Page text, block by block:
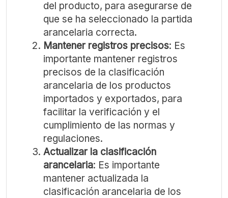
del producto, para asegurarse de
que se ha seleccionado la partida
arancelaria correcta.
Mantener registros precisos: Es
importante mantener registros
precisos de la clasificación
arancelaria de los productos
importados y exportados, para
facilitar la verificación y el
cumplimiento de las normas y
regulaciones.
Actualizar la clasificación
arancelaria: Es importante
mantener actualizada la
clasificación arancelaria de los